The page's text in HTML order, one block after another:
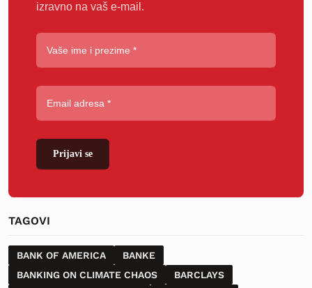
izravno na vaš e-mail.
Prijavi se
TAGOVI
BANK OF AMERICA
BANKE
BANKING ON CLIMATE CHAOS
BARCLAYS